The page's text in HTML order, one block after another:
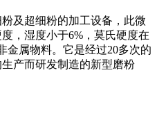
及超细粉的加工设备，此微
，湿度小于6%，莫氏硬度在
金属物料。它是经过20多次的
产而研发制造的新型磨粉